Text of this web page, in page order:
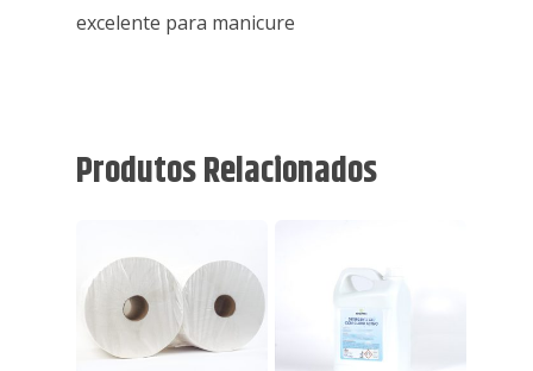
excelente para manicure
Produtos Relacionados